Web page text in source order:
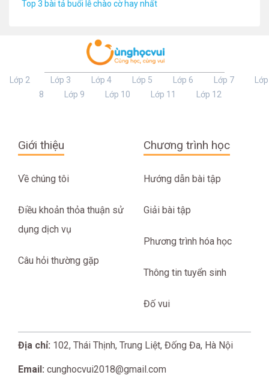
Top 3 bài tả buổi lễ chào cờ hay nhất
Lớp 2 Lớp 3 Lớp 4 Lớp 5 Lớp 6 Lớp 7
Lớp
8
Lớp 9 Lớp 10 Lớp 11 Lớp 12
Giới thiệu
Về chúng tôi
Điều khoản thỏa thuận sử
dụng dịch vụ
Câu hỏi thường gặp
Chương trình học
Hướng dẫn bài tập
Giải bài tập
Phương trình hóa học
Thông tin tuyển sinh
Đố vui
Địa chỉ: 102, Thái Thịnh, Trung Liệt, Đống Đa, Hà Nội
Email: cunghocvui2018@gmail.com